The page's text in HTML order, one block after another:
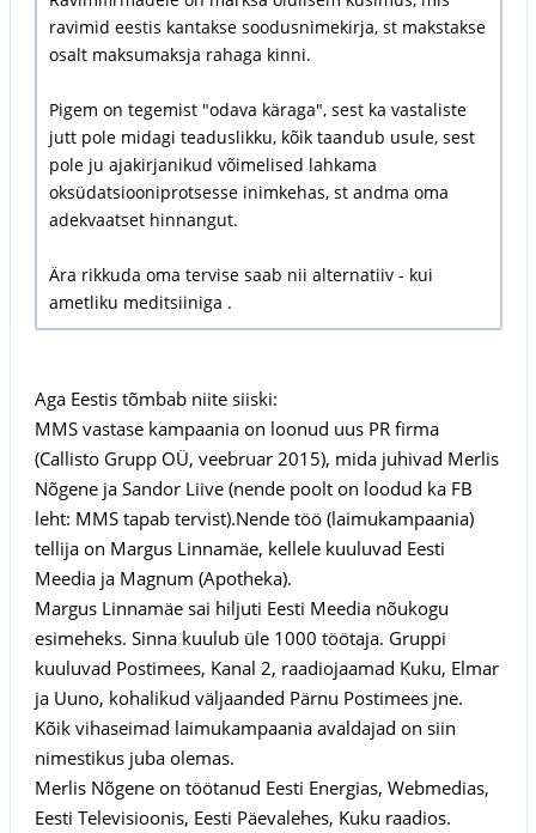
ravimid eestis kantakse soodusnimekirja, st makstakse
osalt maksumaksja rahaga kinni.
Pigem on tegemist "odava käraga", sest ka vastaliste
jutt pole midagi teaduslikku, kõik taandub usule, sest
pole ju ajakirjanikud võimelised lahkama
oksüdatsiooniprotsesse inimkehas, st andma oma
adekvaatset hinnangut.
Ära rikkuda oma tervise saab nii alternatiiv - kui
ametliku meditsiiniga .
Aga Eestis tõmbab niite siiski:
MMS vastase kampaania on loonud uus PR firma
(Callisto Grupp OÜ, veebruar 2015), mida juhivad Merlis
Nõgene ja Sandor Liive (nende poolt on loodud ka FB
leht: MMS tapab tervist).Nende töö (laimukampaania)
tellija on Margus Linnamäe, kellele kuuluvad Eesti
Meedia ja Magnum (Apotheka).
Margus Linnamäe sai hiljuti Eesti Meedia nõukogu
esimeheks. Sinna kuulub üle 1000 töötaja. Gruppi
kuuluvad Postimees, Kanal 2, raadiojaamad Kuku, Elmar
ja Uuno, kohalikud väljaanded Pärnu Postimees jne.
Kõik vihaseimad laimukampaania avaldajad on siin
nimestikus juba olemas.
Merlis Nõgene on töötanud Eesti Energias, Webmedias,
Eesti Televisioonis, Eesti Päevalehes, Kuku raadios.